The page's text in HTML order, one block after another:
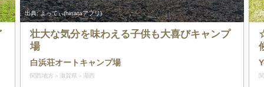
出典:よってぃ(hinataアプリ)
壮大な気分を味わえる子供も大喜びキャンプ
場
白浜荘オートキャンプ場
関西地方 滋賀県 湖西
出